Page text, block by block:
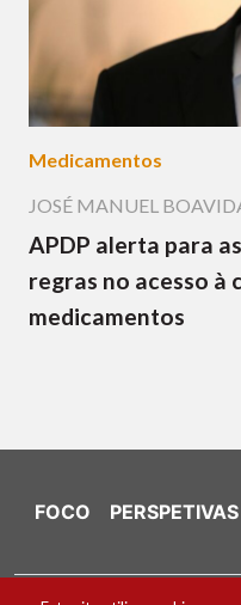
Medicamentos
JOSÉ MANUEL
APDP alerta para
regras no acesso à
medicamentos
FOCO PERSPETIVAS